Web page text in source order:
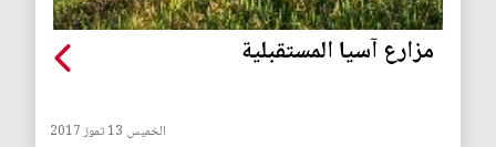
مزارع آسيا المستقبلية
الخميس 13 تموز 2017